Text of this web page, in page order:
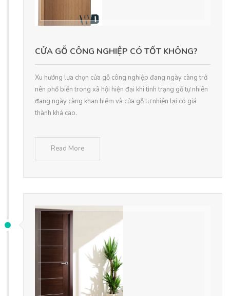
CỬA GỖ CÔNG NGHIỆP CÓ TỐT KHÔNG?
Xu hướng lựa chọn cửa gỗ công nghiệp đang ngày càng trở
nên phổ biến trong xã hội hiện đại khi tình trạng gỗ tự nhiên
đang ngày càng khan hiếm và cửa gỗ tự nhiên lại có giá
thành khá cao.
Read More